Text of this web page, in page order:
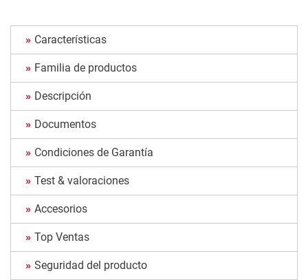
Características
Familia de productos
Descripción
Documentos
Condiciones de Garantía
Test & valoraciones
Accesorios
Top Ventas
Seguridad del producto